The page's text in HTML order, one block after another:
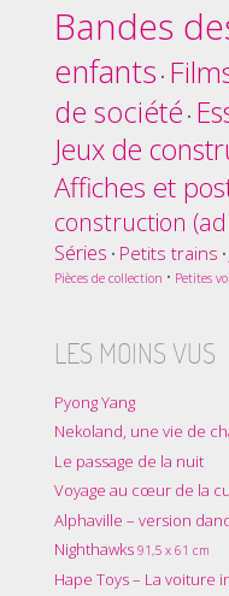
Bandes
enfants •
de société •
Jeux de
Affiches et
construction
Séries • Petits trains •
Pièces de collection • Petites
LES MOINS VUS
Pyong Yang
Nekoland, une vie de
Le passage de la nuit
Voyage au cœur de la
Alphaville – version
Nighthawks 91,5 x 61 cm
Hape Toys – La voiture